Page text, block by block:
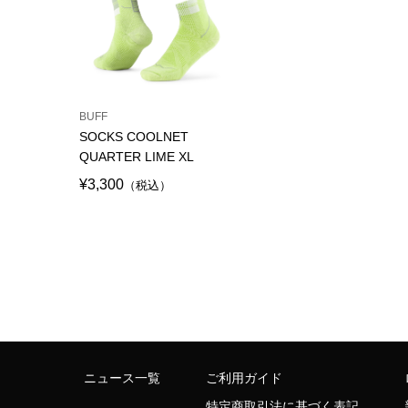
BUFF
SOCKS COOLNET
QUARTER LIME XL
¥3,300 （税込）
ニュース一覧
ご利用ガイド